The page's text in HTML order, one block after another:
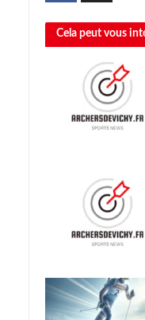
Cela peut vous